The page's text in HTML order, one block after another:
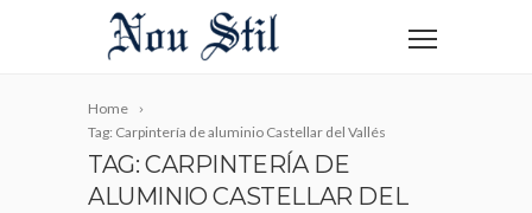
Home
Tag: Carpintería de aluminio Castellar del Vallés
TAG: CARPINTERÍA DE
ALUMINIO CASTELLAR DEL